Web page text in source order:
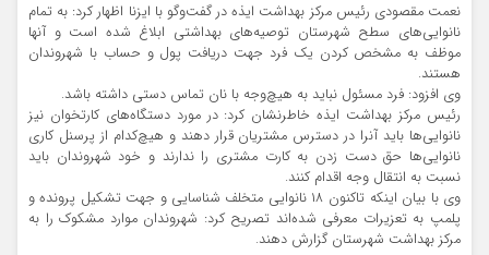
نعمت مقصودی رئیس مرکز بهداشت ایذه در گفت‌و‌گو با ایزنا اظهار کرد: به تمام
نانوایی‌های سطح شهرستان توصیه‌های بهداشتی ابلاغ شده است و آنها
موظف به مشخص کردن یک فرد جهت دریافت پول و حساب با شهروندان
هستند.
وی افزود: فرد مسئول نباید به هیچ‌وجه با نان تماس دستی داشته باشد.
رئیس مرکز بهداشت ایذه خاطرنشان کرد: در مورد دستگاه‌های کارتخوان نیز
نانوایی‌ها باید آنرا در دسترس مشتریان قرار دهند و هیچ‌کدام از پرسنل کاری
نانوایی‌ها حق دست زدن به کارت مشتری را ندارند و خود شهروندان باید
نسبت به انتقال وجه اقدام کنند.
وی با بیان اینکه تاکنون ۱۸ نانوایی متخلف شناسایی و جهت تشکیل پرونده و
پلمپ به تعزیرات معرفی شده‌اند تصریح کرد: شهروندان موارد مشکوک را به
مرکز بهداشت شهرستان گزارش دهند.